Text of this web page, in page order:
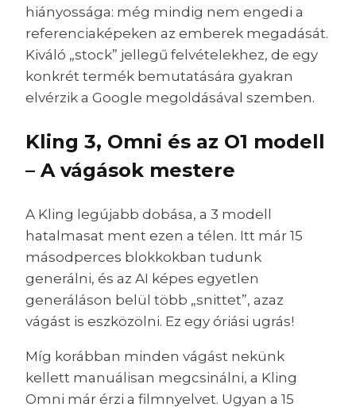
hiányossága: még mindig nem engedi a
referenciaképeken az emberek megadását.
Kiváló „stock” jellegű felvételekhez, de egy
konkrét termék bemutatására gyakran
elvérzik a Google megoldásával szemben.
Kling 3, Omni és az O1 modell
– A vágások mestere
A Kling legújabb dobása, a 3 modell
hatalmasat ment ezen a télen. Itt már 15
másodperces blokkokban tudunk
generálni, és az AI képes egyetlen
generáláson belül több „snittet”, azaz
vágást is eszközölni. Ez egy óriási ugrás!
Míg korábban minden vágást nekünk
kellett manuálisan megcsinálni, a Kling
Omni már érzi a filmnyelvet. Ugyan a 15